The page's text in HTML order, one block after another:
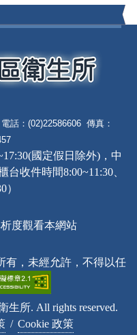
話：(02)22586606 傳真：
國定假日除外)，中
收件時間8:00~11:30、
）
度觀看本網站
有，未經允許，不得以任
生所. All rights reserved.
/ Cookie 政策